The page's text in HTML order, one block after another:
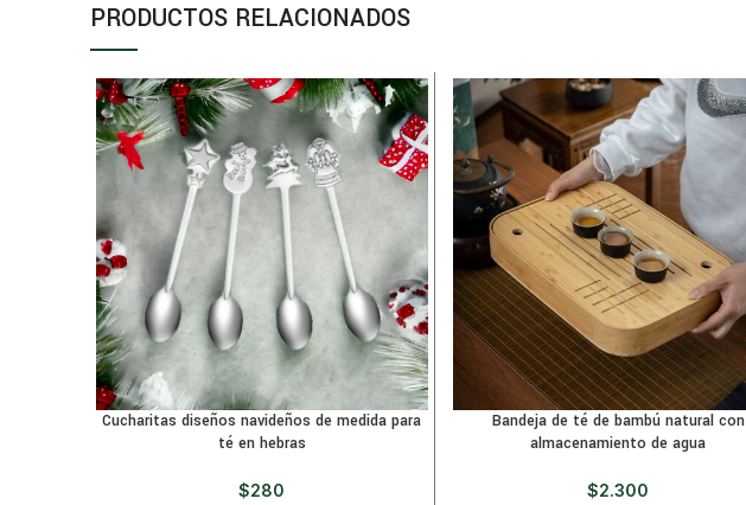
PRODUCTOS RELACIONADOS
Cucharitas diseños navideños de medida para
té en hebras
$280
Bandeja de té de bambú natural con
almacenamiento de agua
$2.300